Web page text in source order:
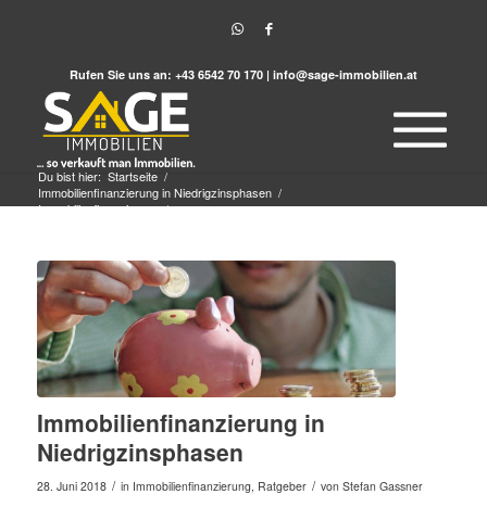
Rufen Sie uns an: +43 6542 70 170 | info@sage-immobilien.at
Du bist hier: Startseite /
Immobilienfinanzierung in Niedrigzinsphasen /
Immobilienfinanzierung /
Immobilienfinanzierung in
Niedrigzinsphasen
28. Juni 2018 / in Immobilienfinanzierung, Ratgeber / von Stefan Gassner